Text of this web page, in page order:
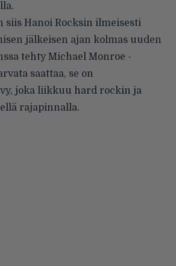
siis Hanoi Rocksin ilmeisesti
jälkeisen ajan kolmas uuden
tehty Michael Monroe -
saattaa, se on
joka liikkuu hard rockin ja
rajapinnalla.